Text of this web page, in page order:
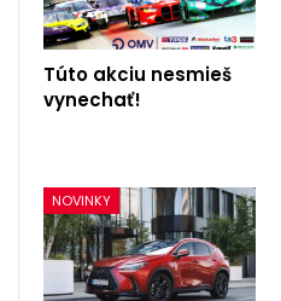
Túto akciu nesmieš
vynechať!
NOVINKY